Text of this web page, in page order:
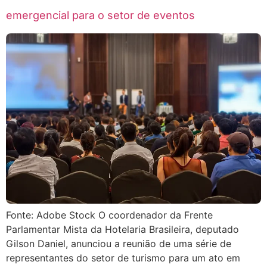
emergencial para o setor de eventos
Fonte: Adobe Stock O coordenador da Frente
Parlamentar Mista da Hotelaria Brasileira, deputado
Gilson Daniel, anunciou a reunião de uma série de
representantes do setor de turismo para um ato em